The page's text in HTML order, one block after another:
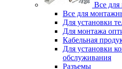
Все для
Все для
Для установки
Для монтажа
Кабельная
Для установки
обслуживания
Разъемы